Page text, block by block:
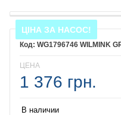
ЦІНА ЗА НАСОС!
WG1796746 WILMINK
ЦЕНА
1 376 грн.
В наличии